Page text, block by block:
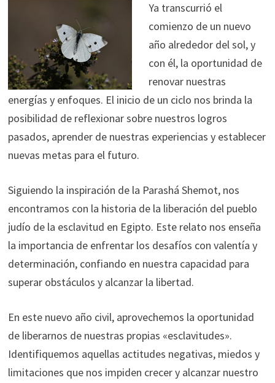
Ya transcurrió el
comienzo de un nuevo
año alrededor del sol, y
con él, la oportunidad de
renovar nuestras
energías y enfoques. El inicio de un ciclo nos brinda la
posibilidad de reflexionar sobre nuestros logros
pasados, aprender de nuestras experiencias y establecer
nuevas metas para el futuro.
Siguiendo la inspiración de la Parashá Shemot, nos
encontramos con la historia de la liberación del pueblo
judío de la esclavitud en Egipto. Este relato nos enseña
la importancia de enfrentar los desafíos con valentía y
determinación, confiando en nuestra capacidad para
superar obstáculos y alcanzar la libertad.
En este nuevo año civil, aprovechemos la oportunidad
de liberarnos de nuestras propias «esclavitudes».
Identifiquemos aquellas actitudes negativas, miedos y
limitaciones que nos impiden crecer y alcanzar nuestro